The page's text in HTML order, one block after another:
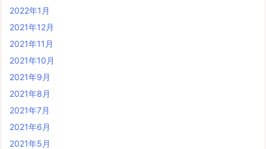
2022年1月
2021年12月
2021年11月
2021年10月
2021年9月
2021年8月
2021年7月
2021年6月
2021年5月